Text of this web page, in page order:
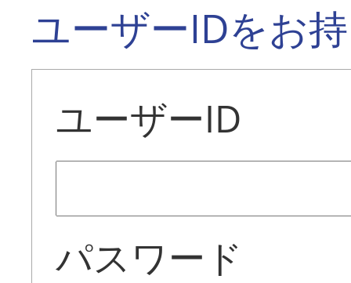
ユーザーIDをお
ユーザーID
パスワード